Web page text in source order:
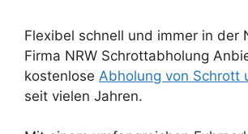
Flexibel schnell und immer in der
Firma NRW Schrottabholung
kostenlose Abholung von Schrott
seit vielen Jahren.